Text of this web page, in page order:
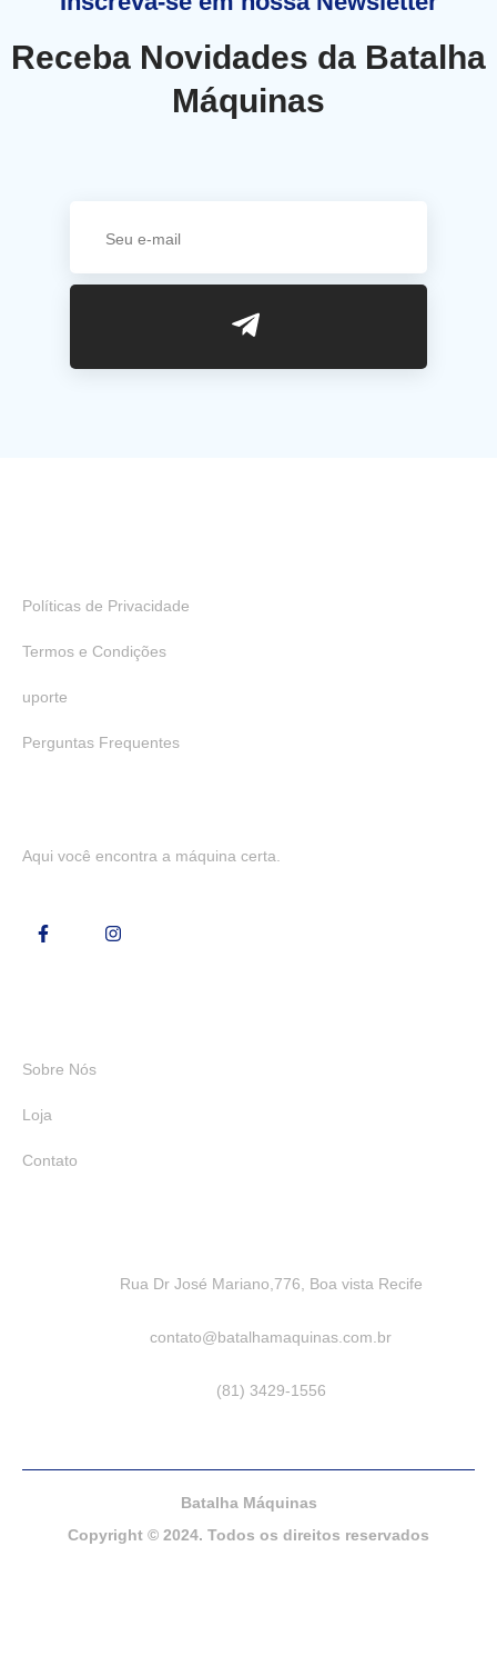
Receba Novidades da Batalha
Máquinas
Políticas de Privacidade
Termos e Condições
uporte
Perguntas Frequentes
Aqui você encontra a máquina certa.
Sobre Nós
Loja
Contato
Rua Dr José Mariano,776, Boa vista Recife
contato@batalhamaquinas.com.br
(81) 3429-1556
Batalha Máquinas
Copyright © 2024. Todos os direitos reservados